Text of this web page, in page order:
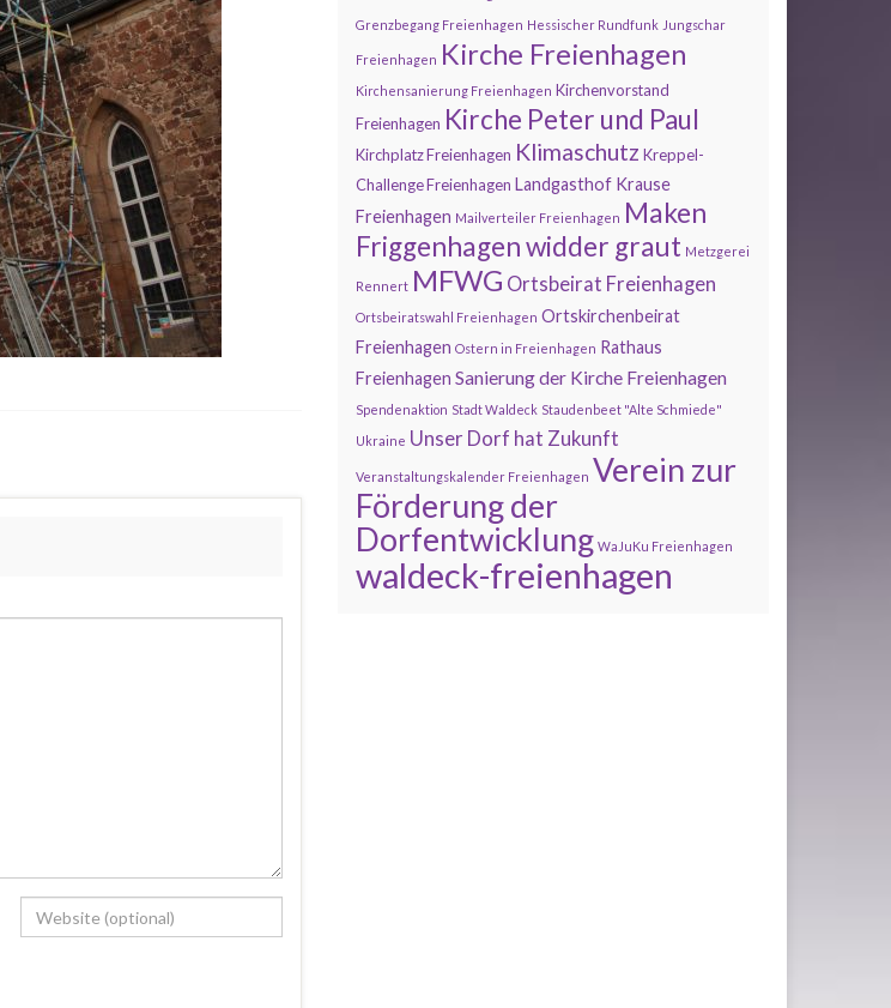
Grenzbegang Freienhagen Hessischer Rundfunk Jungschar
Freienhagen Kirche Freienhagen
Kirchensanierung Freienhagen Kirchenvorstand
Freienhagen Kirche Peter und Paul
Kirchplatz Freienhagen Klimaschutz Kreppel-
Challenge Freienhagen Landgasthof Krause
Freienhagen Mailverteiler Freienhagen Maken
Friggenhagen widder graut Metzgerei
Rennert MFWG Ortsbeirat Freienhagen
Ortsbeiratswahl Freienhagen Ortskirchenbeirat
Freienhagen Ostern in Freienhagen Rathaus
Freienhagen Sanierung der Kirche Freienhagen
Spendenaktion Stadt Waldeck Staudenbeet "Alte Schmiede"
Ukraine Unser Dorf hat Zukunft
Veranstaltungskalender Freienhagen Verein zur
Förderung der
Dorfentwicklung WaJuKu Freienhagen
waldeck-freienhagen